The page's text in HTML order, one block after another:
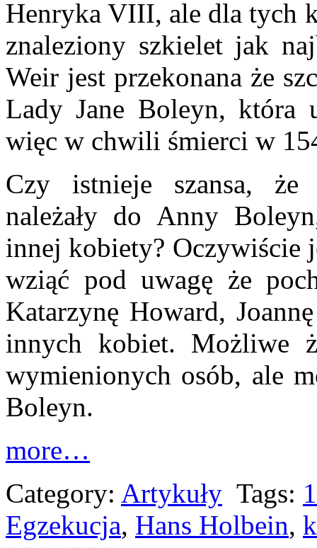
Henryka VIII, ale dla tych
znaleziony szkielet jak
Weir jest przekonana że
Lady Jane Boleyn, która
więc w chwili śmierci w
Czy istnieje szansa, że
należały do Anny
innej kobiety? Oczywiście
wziąć pod uwagę że
Katarzynę Howard,
innych kobiet. Możliwe
wymienionych osób, ale
Boleyn.
more…
Category: Artykuły Tags:
Egzekucja, Hans Holbein,